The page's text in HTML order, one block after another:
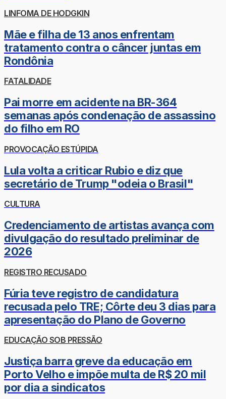
LINFOMA DE HODGKIN
Mãe e filha de 13 anos enfrentam
tratamento contra o câncer juntas em
Rondônia
FATALIDADE
Pai morre em acidente na BR-364
semanas após condenação de assassino
do filho em RO
PROVOCAÇÃO ESTÚPIDA
Lula volta a criticar Rubio e diz que
secretário de Trump "odeia o Brasil"
CULTURA
Credenciamento de artistas avança com
divulgação do resultado preliminar de
2026
REGISTRO RECUSADO
Fúria teve registro de candidatura
recusada pelo TRE; Côrte deu 3 dias para
apresentação do Plano de Governo
EDUCAÇÃO SOB PRESSÃO
Justiça barra greve da educação em
Porto Velho e impõe multa de R$ 20 mil
por dia a sindicatos